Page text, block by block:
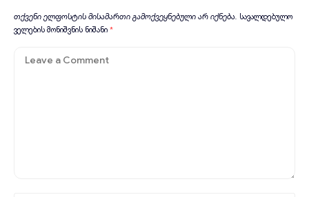
თქვენი ელფოსტის მისამართი გამოქვეყნებული არ იქნება. სავალდებულო
ველების მონიშვნის ნიშანი *